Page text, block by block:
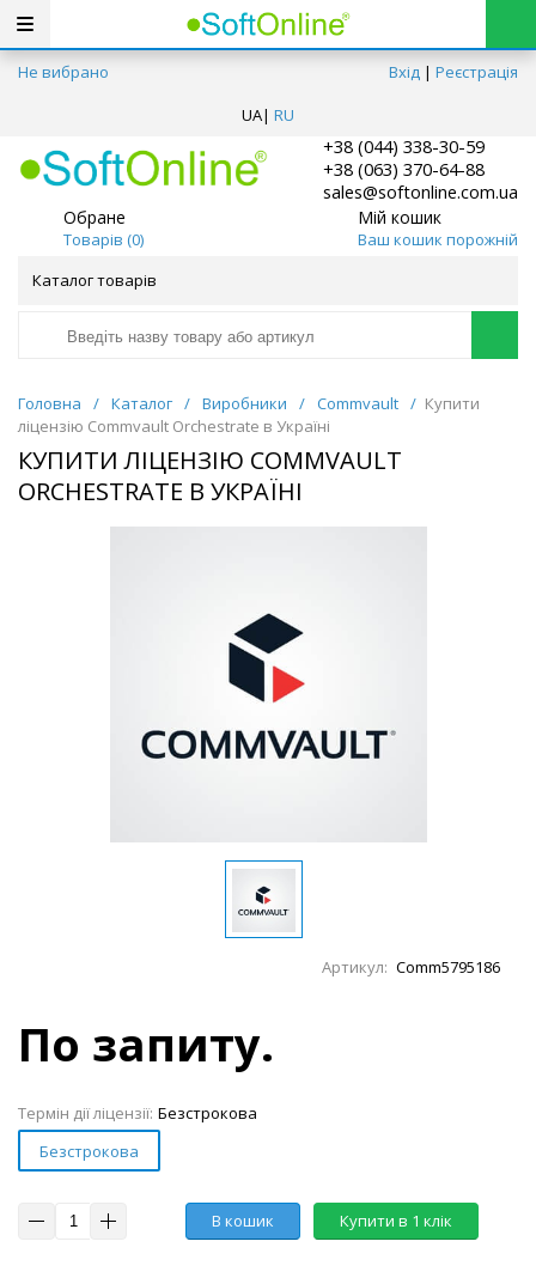
Не вибрано Вхід | Реєстрація
UA| RU
+38 (044) 338-30-59
+38 (063) 370-64-88
sales@softonline.com.ua
Обране
Товарів (0)
Мій кошик
Ваш кошик порожній
Каталог товарів
Головна / Каталог / Виробники / Commvault / Купити
ліцензію Commvault Orchestrate в Україні
КУПИТИ ЛІЦЕНЗІЮ COMMVAULT
ORCHESTRATE В УКРАЇНІ
Артикул: Comm5795186
По запиту.
Термін дії ліцензії: Безстрокова
Безстрокова
В кошик Купити в 1 клік